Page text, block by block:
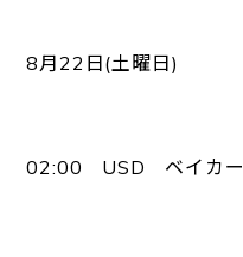
8月22日(土曜日)
02:00 USD ベイカー